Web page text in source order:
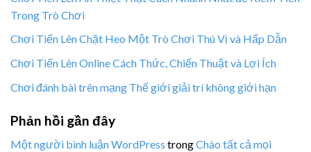
Trong Trò Chơi
Chơi Tiến Lên Chặt Heo Một Trò Chơi Thú Vị và Hấp Dẫn
Chơi Tiến Lên Online Cách Thức, Chiến Thuật và Lợi Ích
Chơi đánh bài trên mạng Thế giới giải trí không giới hạn
Phản hồi gần đây
Một người bình luận WordPress trongChào tất cả mọi